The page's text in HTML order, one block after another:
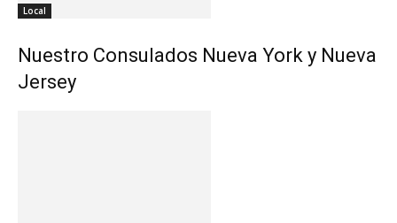
Local
Nuestro Consulados Nueva York y Nueva
Jersey